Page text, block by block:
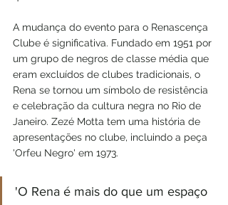
A mudança do evento para o Renascença
Clube é significativa. Fundado em 1951 por
um grupo de negros de classe média que
eram excluídos de clubes tradicionais, o
Rena se tornou um símbolo de resistência
e celebração da cultura negra no Rio de
Janeiro. Zezé Motta tem uma história de
apresentações no clube, incluindo a peça
'Orfeu Negro' em 1973.
'O Rena é mais do que um espaço